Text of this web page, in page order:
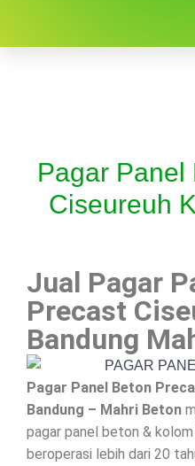
Pagar Panel
Ciseureuh
Jual Pagar
Precast
Bandung
Pagar Panel Beton
Bandung – Mahri Beton
pagar panel beton &
beroperasi lebih dari 20